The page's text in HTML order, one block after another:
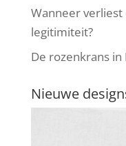
Wanneer
legitimiteit?
De rozenkrans in
Nieuwe